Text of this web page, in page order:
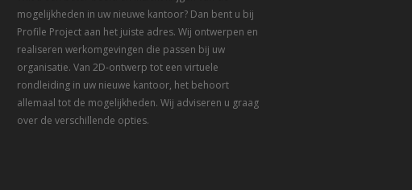
mogelijkheden in uw nieuwe kantoor? Dan bent u bij
Profile Project aan het juiste adres. Wij ontwerpen en
realiseren werkomgevingen die passen bij uw
organisatie. Van 2D-ontwerp tot een virtuele
rondleiding in uw nieuwe kantoor, het behoort
allemaal tot de mogelijkheden. Wij adviseren u graag
over de verschillende opties.